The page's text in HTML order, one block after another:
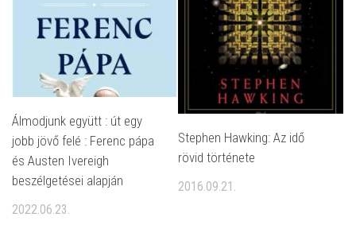
Álmodjunk együtt : út egy
jobb jövő felé : Ferenc pápa
és Austen Ivereigh
beszélgetései alapján
2022.06.23.
Stephen Hawking: Az idő
rövid története
2016.09.21.